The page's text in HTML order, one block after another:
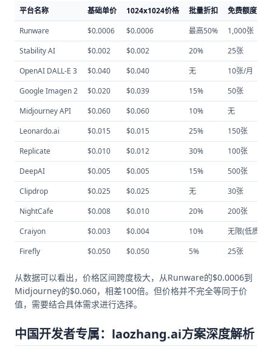
平台名称 基础单价 1024x1024价格 批量折扣 免费额度
Runware
$0.0006 $0.0006 最高50% 1,000张
Stability AI
$0.002 $0.002 20% 25张
OpenAI DALL-E 3
$0.040 $0.040 无 10张/月
Google Imagen 2
$0.020 $0.039 15% 50张
Midjourney API
$0.060 $0.060 10% 无
Leonardo.ai
$0.015 $0.015 25% 150张
Replicate
$0.010 $0.012 30% 100张
DeepAI
$0.005 $0.005 15% 500张
Clipdrop
$0.025 $0.025 无 30张
NightCafe
$0.008 $0.010 20% 200张
Craiyon
$0.003 $0.004 10% 无限(低质)
Firefly
$0.050 $0.050 5% 25张
从数据可以看出，价格区间跨度极大，从Runware的$0.0006到
Midjourney的$0.060，相差100倍。但价格并不完全等同于价
值，需要结合具体需求进行选择。
中国开发者专属：laozhang.ai方案深度解析